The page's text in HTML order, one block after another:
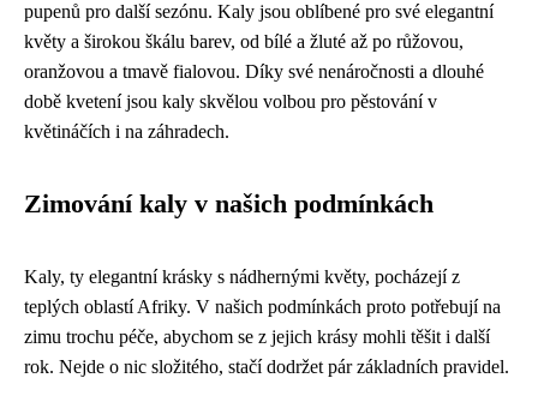
pupenů pro další sezónu. Kaly jsou oblíbené pro své elegantní
květy a širokou škálu barev, od bílé a žluté až po růžovou,
oranžovou a tmavě fialovou. Díky své nenáročnosti a dlouhé
době kvetení jsou kaly skvělou volbou pro pěstování v
květináčích i na záhradech.
Zimování kaly v našich podmínkách
Kaly, ty elegantní krásky s nádhernými květy, pocházejí z
teplých oblastí Afriky. V našich podmínkách proto potřebují na
zimu trochu péče, abychom se z jejich krásy mohli těšit i další
rok. Nejde o nic složitého, stačí dodržet pár základních pravidel.